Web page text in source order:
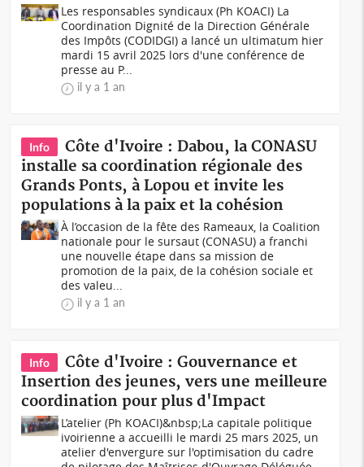
Les responsables syndicaux (Ph KOACI) La
Coordination Dignité de la Direction Générale
des Impôts (CODIDGI) a lancé un ultimatum hier
mardi 15 avril 2025 lors d'une conférence de
presse au P...
il y a 1 an
Info
Côte d'Ivoire : Dabou, la CONASU
installe sa coordination régionale des
Grands Ponts, à Lopou et invite les
populations à la paix et la cohésion
À l’occasion de la fête des Rameaux, la Coalition
nationale pour le sursaut (CONASU) a franchi
une nouvelle étape dans sa mission de
promotion de la paix, de la cohésion sociale et
des valeu...
il y a 1 an
Info
Côte d'Ivoire : Gouvernance et
Insertion des jeunes, vers une meilleure
coordination pour plus d'Impact
L’atelier (Ph KOACI)&nbsp;La capitale politique
ivoirienne a accueilli le mardi 25 mars 2025, un
atelier d'envergure sur l'optimisation du cadre